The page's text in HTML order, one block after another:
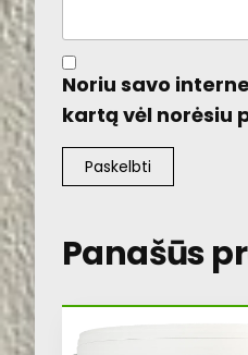
Noriu savo
kartą vėl norėsiu
Panašūs